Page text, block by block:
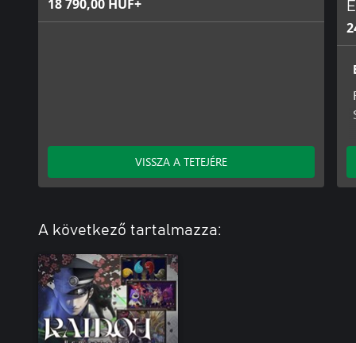
18 790,00 HUF+
VISSZA A TETEJÉRE
A következő tartalmazza: